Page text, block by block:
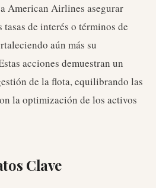
American Airlines asegurar
de interés o términos de
aún más su
acciones demuestran un
de la flota, equilibrando las
la optimización de los activos
Clave